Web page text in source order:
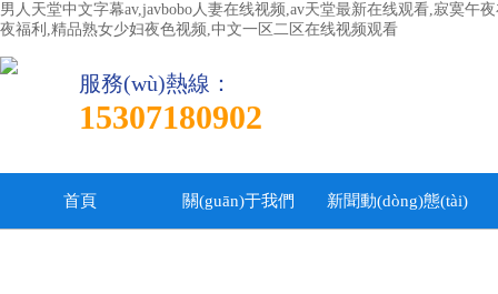
男人天堂中文字幕av,javbobo人妻在线视频,av天堂最新在线观看,寂寞
夜福利,精品熟女少妇夜色视频,中文一区二区在线视频观看
服務(wù)熱線：
15307180902
首頁 關(guān)于我們 新聞動(dòng)態(tài)